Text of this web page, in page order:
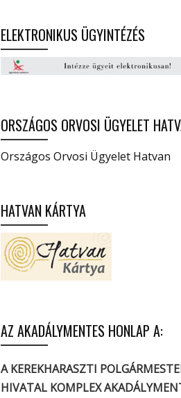
ELEKTRONIKUS ÜGYINTÉZÉS
ORSZÁGOS ORVOSI ÜGYELET
Országos Orvosi Ügyelet Hatvan
HATVAN KÁRTYA
AZ AKADÁLYMENTES HONLAP A:
A KEREKHARASZTI
HIVATAL KOMPLEX